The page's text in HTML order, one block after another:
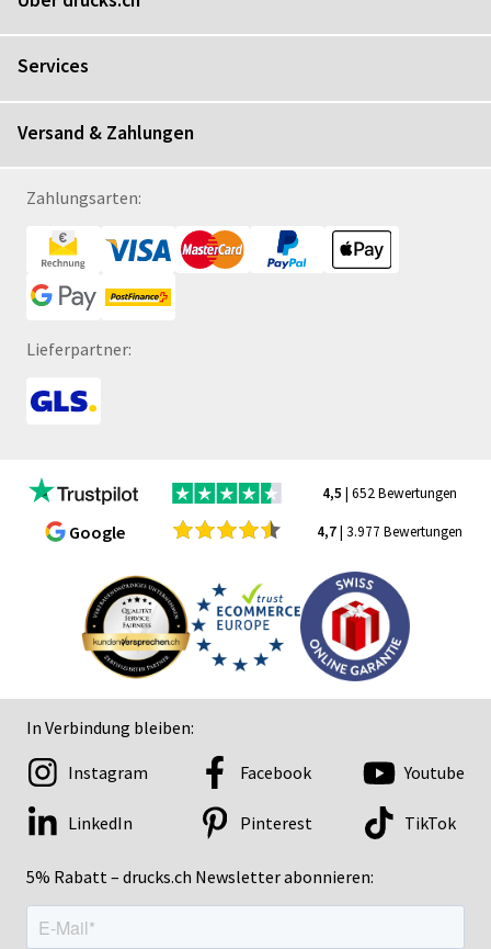
Services
Versand & Zahlungen
Zahlungsarten:
Lieferpartner:
4,5 | 652 Bewertungen
Google 4,7| 3.977 Bewertungen
In Verbindung bleiben:
5% Rabatt – drucks.ch Newsletter abonnieren:
Instagram Facebook Youtube
LinkedIn Pinterest TikTok